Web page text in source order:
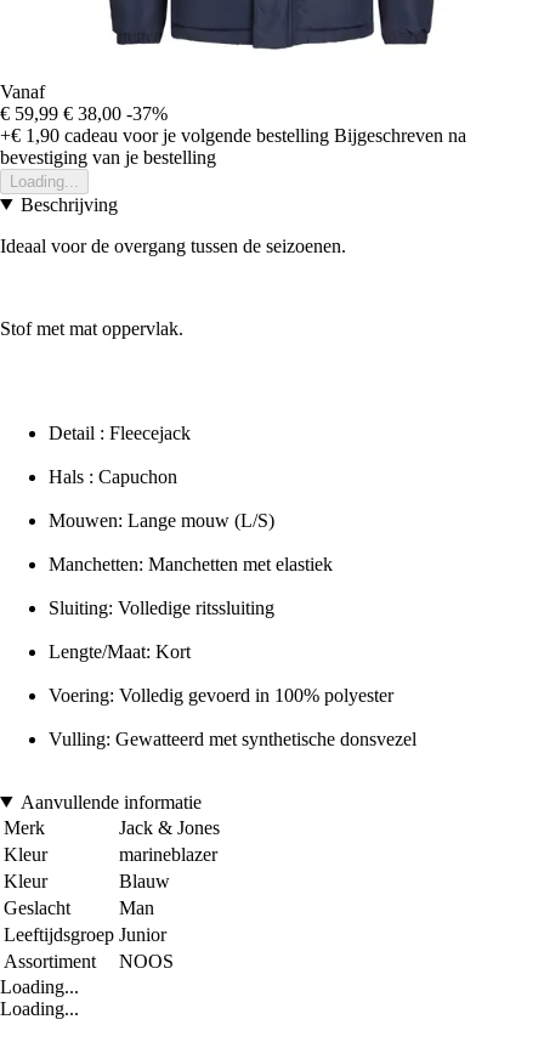
Vanaf
€ 59,99 € 38,00 -37%
+€ 1,90 cadeau voor je volgende bestelling Bijgeschreven na
bevestiging van je bestelling
Loading...
Beschrijving
Ideaal voor de overgang tussen de seizoenen.
Stof met mat oppervlak.
Detail : Fleecejack
Hals : Capuchon
Mouwen: Lange mouw (L/S)
Manchetten: Manchetten met elastiek
Sluiting: Volledige ritssluiting
Lengte/Maat: Kort
Voering: Volledig gevoerd in 100% polyester
Vulling: Gewatteerd met synthetische donsvezel
Aanvullende informatie
Merk
Jack & Jones
Kleur
marineblazer
Kleur
Blauw
Geslacht
Man
Leeftijdsgroep Junior
Assortiment
NOOS
Loading...
Loading...